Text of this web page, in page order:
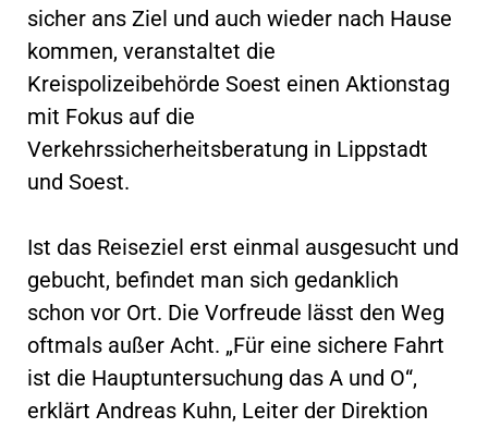
sicher ans Ziel und auch wieder nach Hause
kommen, veranstaltet die
Kreispolizeibehörde Soest einen Aktionstag
mit Fokus auf die
Verkehrssicherheitsberatung in Lippstadt
und Soest.
Ist das Reiseziel erst einmal ausgesucht und
gebucht, befindet man sich gedanklich
schon vor Ort. Die Vorfreude lässt den Weg
oftmals außer Acht. „Für eine sichere Fahrt
ist die Hauptuntersuchung das A und O“,
erklärt Andreas Kuhn, Leiter der Direktion